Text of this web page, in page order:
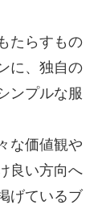
たらすもの
に、独自の
ンプルな服
な価値観や
良い方向へ
げているブ